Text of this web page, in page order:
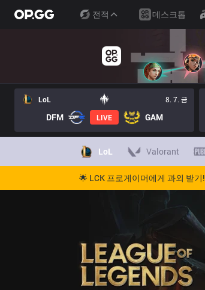
전적 데스크톱
LoL 8. 7. 금
DFM LIVE GAM
LoL Valorant
🌟 LCK 프로게이머에게 과외 받기!